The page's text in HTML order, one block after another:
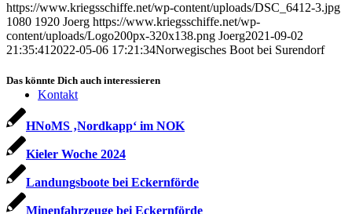
Kontakt
https://www.kriegsschiffe.net/wp-content/uploads/DSC_6412-3.jpg
1080 1920 Joerg https://www.kriegsschiffe.net/wp-
content/uploads/Logo200px-320x138.png Joerg2021-09-02
21:35:41 2022-05-06 17:21:34Norwegisches Boot bei Surendorf
Das könnte Dich auch interessieren
HNoMS ‚Nordkapp‘ im NOK
Kieler Woche 2024
Landungsboote bei Eckernförde
Minenfahrzeuge bei Eckernförde